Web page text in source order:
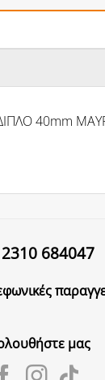
40mm
2310 684047
μας